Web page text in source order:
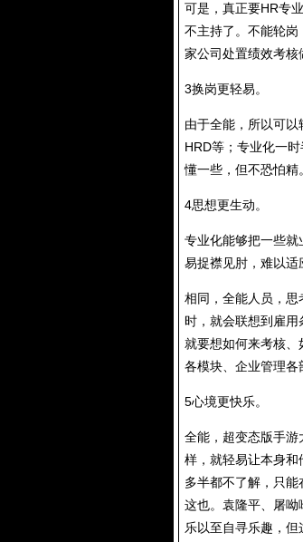
可是，真正要HR专
不主持了。不能轮
家公司处置绩效考核
3换岗更轻易。
由于全能，所以可以
HRD等；专业化一
懂一些，但不恐怕精。
4思想更生动。
专业化能够把一些
易捉襟见肘，难以适
相同，全能人员，
时，就会联想到雇用
就要想如何来考核
各模块、企业管理各
5心境更快乐。
全能，超变态版手
样，就轻易让本身和
多半都不了解，只
这也。袁隆平、屠
乐以至自寻乐趣，